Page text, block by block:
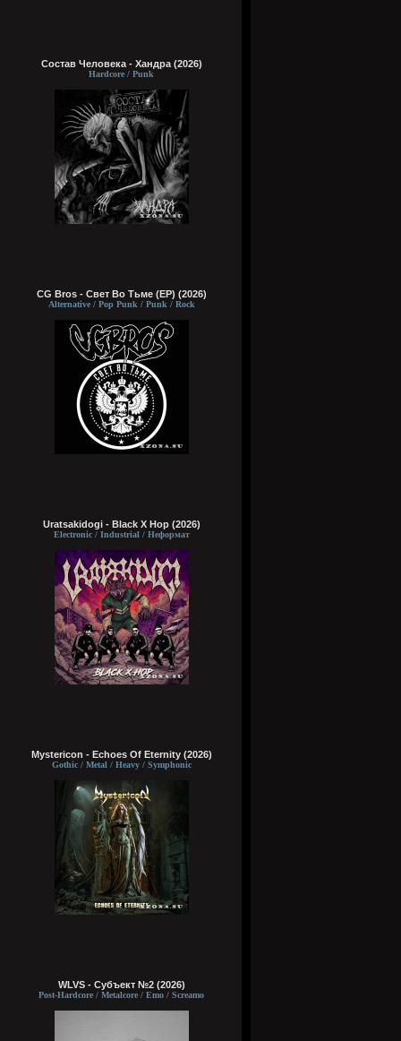
Состав Человека - Хандра (2026)
Hardcore / Punk
CG Bros - Свет Во Тьме (EP) (2026)
Alternative / Pop Punk / Punk / Rock
Uratsakidogi - Black X Hop (2026)
Electronic / Industrial / Неформат
Mystericon - Echoes Of Eternity (2026)
Gothic / Metal / Heavy / Symphonic
WLVS - Субъект №2 (2026)
Post-Hardcore / Metalcore / Emo / Screamo